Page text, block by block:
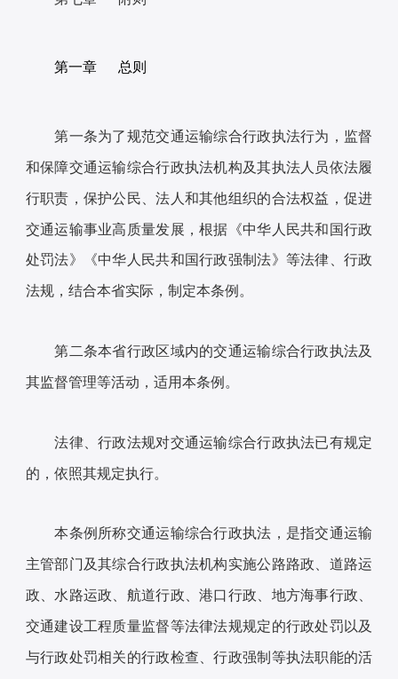
第一章 总则
第一条为了规范交通运输综合行政执法行为，监督
和保障交通运输综合行政执法机构及其执法人员依法履
行职责，保护公民、法人和其他组织的合法权益，促进
交通运输事业高质量发展，根据《中华人民共和国行政
处罚法》《中华人民共和国行政强制法》等法律、行政
法规，结合本省实际，制定本条例。
第二条本省行政区域内的交通运输综合行政执法及
其监督管理等活动，适用本条例。
法律、行政法规对交通运输综合行政执法已有规定
的，依照其规定执行。
本条例所称交通运输综合行政执法，是指交通运输
主管部门及其综合行政执法机构实施公路路政、道路运
政、水路运政、航道行政、港口行政、地方海事行政、
交通建设工程质量监督等法律法规规定的行政处罚以及
与行政处罚相关的行政检查、行政强制等执法职能的活